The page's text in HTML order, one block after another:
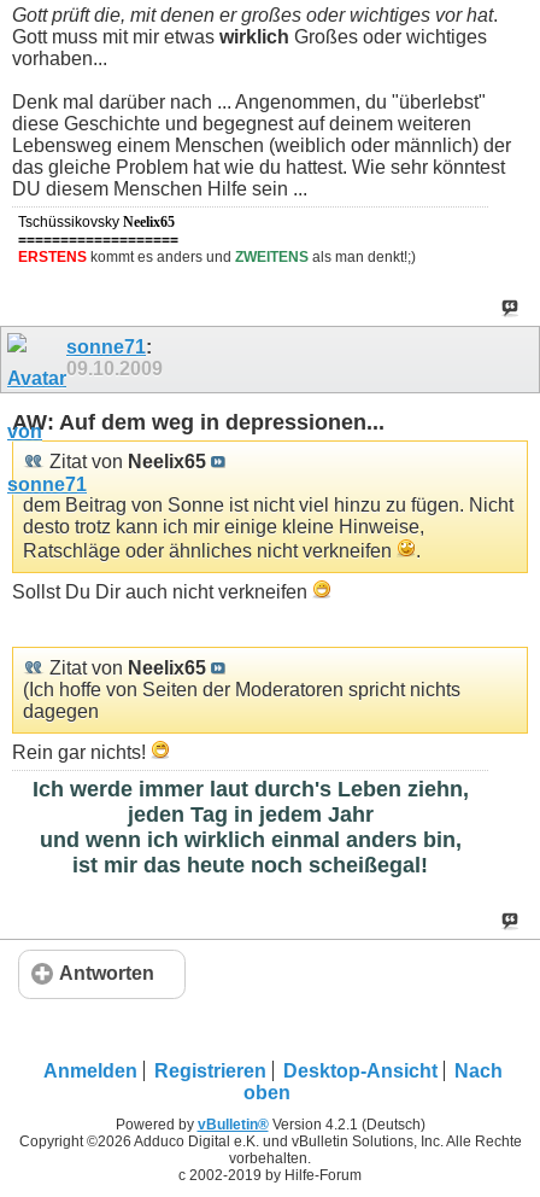
Gott prüft die, mit denen er großes oder wichtiges vor hat.
Gott muss mit mir etwas wirklich Großes oder wichtiges
vorhaben...
Denk mal darüber nach ... Angenommen, du "überlebst"
diese Geschichte und begegnest auf deinem weiteren
Lebensweg einem Menschen (weiblich oder männlich) der
das gleiche Problem hat wie du hattest. Wie sehr könntest
DU diesem Menschen Hilfe sein ...
Tschüssikovsky Neelix65
===================
ERSTENS kommt es anders und ZWEITENS als man denkt!;)
sonne71:
09.10.2009
AW: Auf dem weg in depressionen...
Zitat von Neelix65
dem Beitrag von Sonne ist nicht viel hinzu zu fügen. Nicht
desto trotz kann ich mir einige kleine Hinweise,
Ratschläge oder ähnliches nicht verkneifen
.
Sollst Du Dir auch nicht verkneifen
Zitat von Neelix65
(Ich hoffe von Seiten der Moderatoren spricht nichts
dagegen
Rein gar nichts!
Ich werde immer laut durch's Leben ziehn,
jeden Tag in jedem Jahr
und wenn ich wirklich einmal anders bin,
ist mir das heute noch scheißegal!
Antworten
Anmelden Registrieren Desktop-Ansicht
Nach
oben
Powered by vBulletin®Version 4.2.1 (Deutsch)
Copyright ©2026 Adduco Digital e.K. und vBulletin Solutions, Inc. Alle Rechte
vorbehalten.
c 2002-2019 by Hilfe-Forum